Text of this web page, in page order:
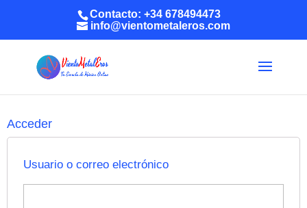
Contacto: +34 678494473
info@vientometaleros.com
Acceder
Usuario o correo electrónico